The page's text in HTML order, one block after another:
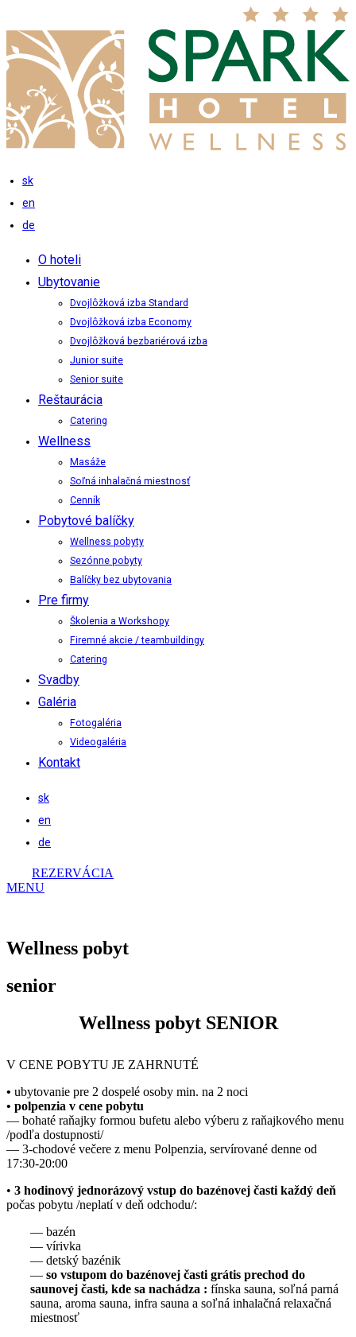
sk
en
de
O hoteli
Ubytovanie
Dvojlôžková izba Standard
Dvojlôžková izba Economy
Dvojlôžková bezbariérová izba
Junior suite
Senior suite
Reštaurácia
Catering
Wellness
Masáže
Soľná inhalačná miestnosť
Cenník
Pobytové balíčky
Wellness pobyty
Sezónne pobyty
Balíčky bez ubytovania
Pre firmy
Školenia a Workshopy
Firemné akcie / teambuildingy
Catering
Svadby
Galéria
Fotogaléria
Videogaléria
Kontakt
sk
en
de
REZERVÁCIA
MENU
Wellness pobyt
senior
Wellness pobyt SENIOR
V CENE POBYTU JE ZAHRNUTÉ
• ubytovanie pre 2 dospelé osoby min. na 2 noci
• polpenzia v cene pobytu
— bohaté raňajky formou bufetu alebo výberu z raňajkového menu
/podľa dostupnosti/
— 3-chodové večere z menu Polpenzia, servírované denne od
17:30-20:00
• 3 hodinový jednorázový vstup do bazénovej časti každý deň
počas pobytu /neplatí v deň odchodu/:
— bazén
— vírivka
— detský bazénik
— so vstupom do bazénovej časti grátis prechod do
saunovej časti, kde sa nachádza : fínska sauna, soľná parná
sauna, aroma sauna, infra sauna a soľná inhalačná relaxačná
miestnosť